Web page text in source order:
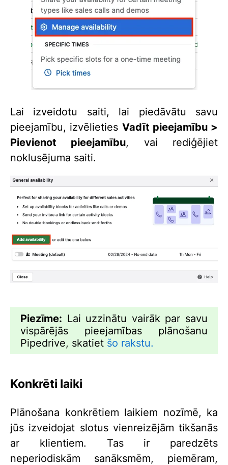
Lai izveidotu saiti, lai piedāvātu savu
pieejamību, izvēlieties Vadīt pieejamību >
Pievienot pieejamību, vai rediģējiet
noklusējuma saiti.
Piezīme: Lai uzzinātu vairāk par savu
vispārējās pieejamības plānošanu
Pipedrive, skatiet šo rakstu.
Konkrēti laiki
Plānošana konkrētiem laikiem nozīmē, ka
jūs izveidojat slotus vienreizējām tikšanās
ar klientiem. Tas ir paredzēts
neperiodiskām sanāksmēm, piemēram,